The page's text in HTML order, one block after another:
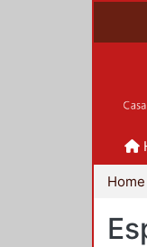
Home